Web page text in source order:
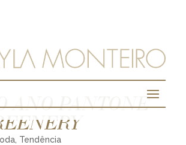
ANO PANTONE
, Tendência